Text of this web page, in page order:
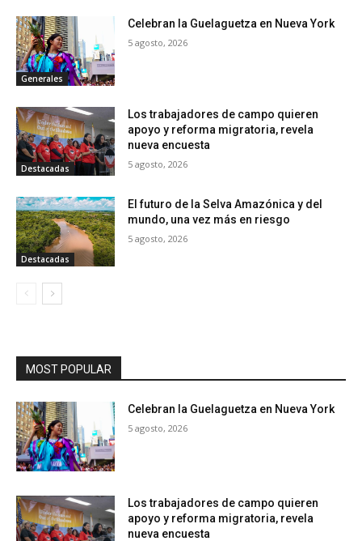
Generales
Celebran la Guelaguetza en Nueva York
5 agosto, 2026
Destacadas
Los trabajadores de campo quieren
apoyo y reforma migratoria, revela
nueva encuesta
5 agosto, 2026
Destacadas
El futuro de la Selva Amazónica y del
mundo, una vez más en riesgo
5 agosto, 2026
MOST POPULAR
Celebran la Guelaguetza en Nueva York
5 agosto, 2026
Los trabajadores de campo quieren
apoyo y reforma migratoria, revela
nueva encuesta